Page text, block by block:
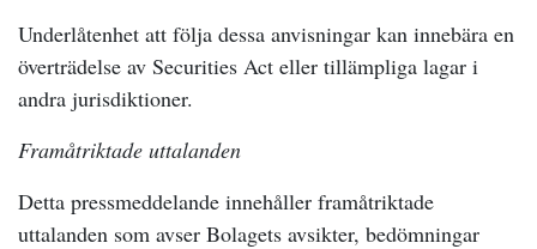
Underlåtenhet att följa dessa anvisningar kan innebära en
överträdelse av Securities Act eller tillämpliga lagar i
andra jurisdiktioner.
Framåtriktade uttalanden
Detta pressmeddelande innehåller framåtriktade
uttalanden som avser Bolagets avsikter, bedömningar